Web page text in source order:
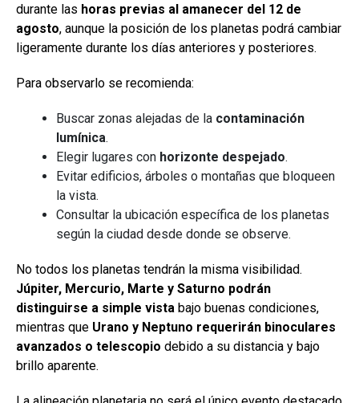
durante las horas previas al amanecer del 12 de
agosto, aunque la posición de los planetas podrá cambiar
ligeramente durante los días anteriores y posteriores.
Para observarlo se recomienda:
Buscar zonas alejadas de la contaminación
lumínica.
Elegir lugares con horizonte despejado.
Evitar edificios, árboles o montañas que bloqueen
la vista.
Consultar la ubicación específica de los planetas
según la ciudad desde donde se observe.
No todos los planetas tendrán la misma visibilidad.
Júpiter, Mercurio, Marte y Saturno podrán
distinguirse a simple vista bajo buenas condiciones,
mientras que Urano y Neptuno requerirán binoculares
avanzados o telescopio debido a su distancia y bajo
brillo aparente.